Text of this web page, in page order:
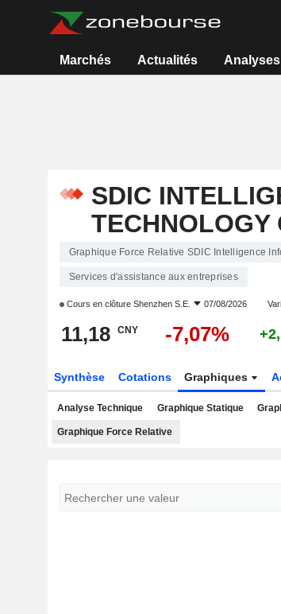
Marchés Actualités Analyses
SDIC
TECHNOLOGY
Graphique Force Relative SDIC Intelligence
Services d'assistance aux entreprises
Cours en clôture Shenzhen S.E. 07/08/2026
11,18 CNY -7,07%
Synthèse Cotations Graphiques
Analyse Technique Graphique Statique
Graphique Force Relative